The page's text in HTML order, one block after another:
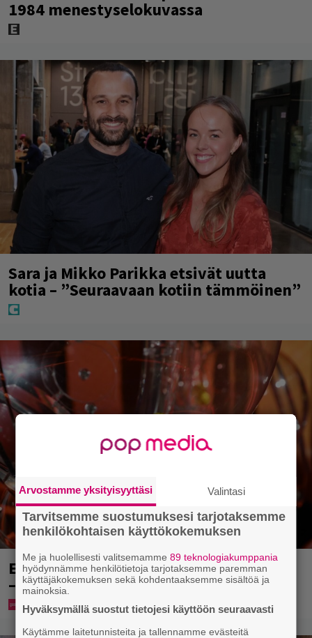
1984 menestyselokuvassa
Sara ja Mikko Parikka etsivät uutta
kotia – ”Seuraavaan kotiin tämmöinen”
Eurojackpotista 80 000 euroa Suomeen
– tänne
Arvostamme yksityisyyttäsi Valintasi
Tarvitsemme suostumuksesi tarjotaksemme
henkilökohtaisen käyttökokemuksen
Me ja huolellisesti valitsemamme89 teknologiakumppania
hyödynnämme henkilötietoja tarjotaksemme paremman
käyttäjäkokemuksen sekä kohdentaaksemme sisältöä ja
mainoksia.
Hyväksymällä suostut tietojesi käyttöön seuraavasti
Käytämme laitetunnisteita ja tallennamme evästeitä